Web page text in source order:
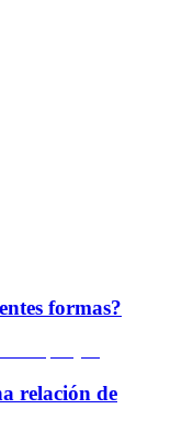
formas?
relación de